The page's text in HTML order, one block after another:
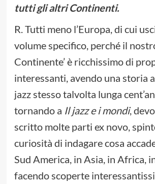
tutti gli altri Continenti.
R. Tutti meno l’Europa, di cui
volume specifico, perché il
Continente’ è ricchissimo di
interessanti, avendo una storia
jazz stesso talvolta lunga
tornando a Il jazz e i mondi,
scritto molte parti ex novo,
curiosità di indagare cosa
Sud America, in Asia, in Africa,
facendo scoperte